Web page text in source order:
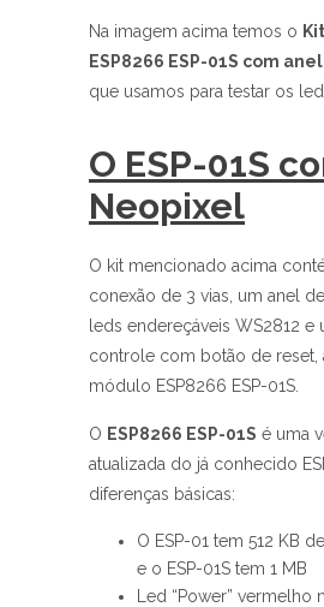
Na imagem acima temos o
ESP8266 ESP-01S com
que usamos para testar os
O ESP-01S
Neopixel
O kit mencionado acima
conexão de 3 vias, um anel
leds endereçáveis WS2812 e
controle com botão de reset,
módulo ESP8266 ESP-01S.
O ESP8266 ESP-01S é uma
atualizada do já conhecido
diferenças básicas:
O ESP-01 tem 512 KB
e o ESP-01S tem 1 MB
Led “Power” vermelho